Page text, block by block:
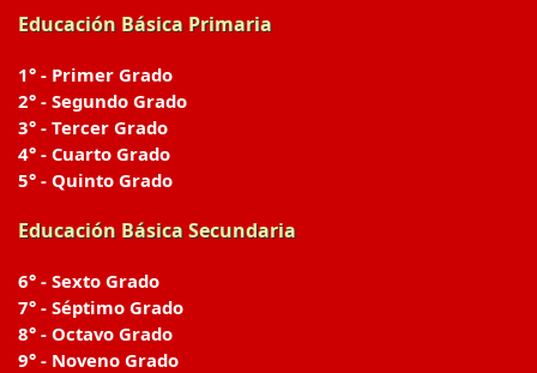
Educación Básica Primaria
1° - Primer Grado
2° - Segundo Grado
3° - Tercer Grado
4° - Cuarto Grado
5° - Quinto Grado
Educación Básica Secundaria
6° - Sexto Grado
7° - Séptimo Grado
8° - Octavo Grado
9° - Noveno Grado